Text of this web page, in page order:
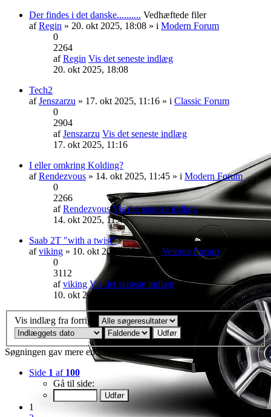
Der findes i det danske.......... Vedhæftede filer
afRegin » 20. okt 2025, 18:08 » i Modern Forum
0
2264
afRegin Vis det seneste indlæg
20. okt 2025, 18:08
Tech2
afJenszarzu » 17. okt 2025, 11:16 » i Classic Forum
0
2904
afJenszarzu Vis det seneste indlæg
17. okt 2025, 11:16
I eller omkring Kolding?
afRendezvous » 14. okt 2025, 11:45 » i Modern Forum
0
2266
afRendezvous Vis det seneste indlæg
14. okt 2025, 11:45
Saab 2T "with a twist"
afviking » 10. okt 2025, 16:19 » i Veteran Forum
0
3112
afviking Vis det seneste indlæg
10. okt 2025, 16:19
Vis indlæg fra forrige
Søgningen gav mere end 1000 resultater
Side 1 af 100
Gå til side:
1